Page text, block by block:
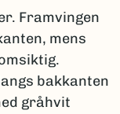
Framvingen
mens
bakkanten
gråhvit